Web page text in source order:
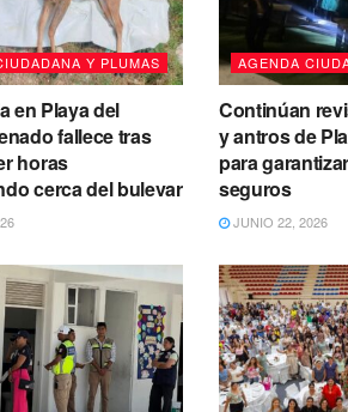
Y PLUMAS
en Playa del
fallece tras
horas
cerca del bulevar
AGENDA
Continúan
y antros de
para
seguros
JUNIO 22, 2026